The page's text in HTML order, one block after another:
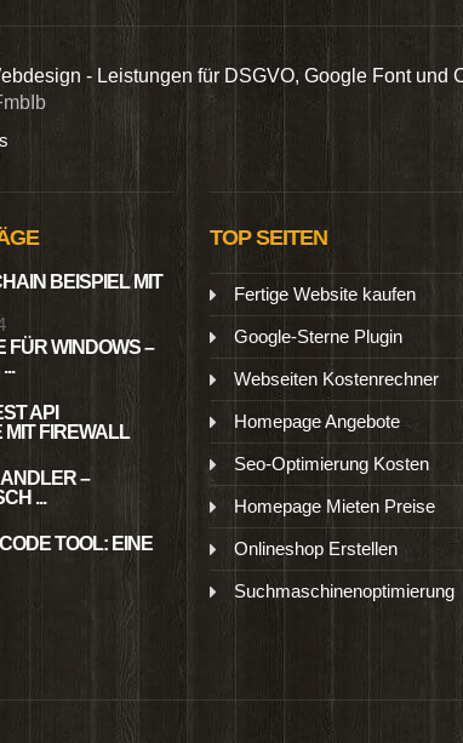
- Leistungen für DSGVO, Google Font und
BEISPIEL MIT
FÜR WINDOWS –
API
FIREWALL
–
...
TOOL: EINE
TOP SEITEN
Fertige Website kaufen
Google-Sterne Plugin
Webseiten Kostenrechner
Homepage Angebote
Seo-Optimierung Kosten
Homepage Mieten Preise
Onlineshop Erstellen
Suchmaschinenoptimierung